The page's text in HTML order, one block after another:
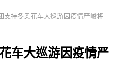
支持冬奥花车大巡游因疫情严峻将
车大巡游因疫情严